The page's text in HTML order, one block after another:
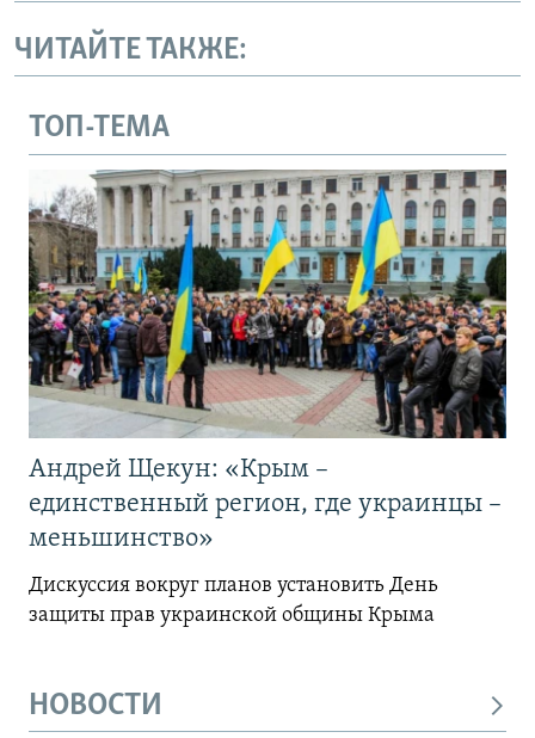
ЧИТАЙТЕ ТАКЖЕ:
ТОП-ТЕМА
Андрей Щекун: «Крым –
единственный регион, где украинцы –
меньшинство»
Дискуссия вокруг планов установить День
защиты прав украинской общины Крыма
НОВОСТИ